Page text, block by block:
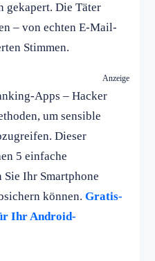
gekapert. Die Täter
– von echten E-Mail-
Stimmen.
Anzeige
Apps – Hacker
um sensible
Dieser
5 einfache
Sie Ihr Smartphone
können. Gratis-
Ihr Android-